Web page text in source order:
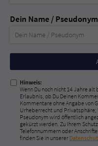
Dein Name /
Nicht
ausfüllen!
Hinweis:
Wenn Du noch nicht 14 Jahre
Erlaubnis, ob Du Deinen
Kommentare ohne Angabe von
Urheberrecht und
Pseudonym wird öffentlich
gekürzt werden. Zu Ihrem
Telefonnummern oder
finden Sie in unserer